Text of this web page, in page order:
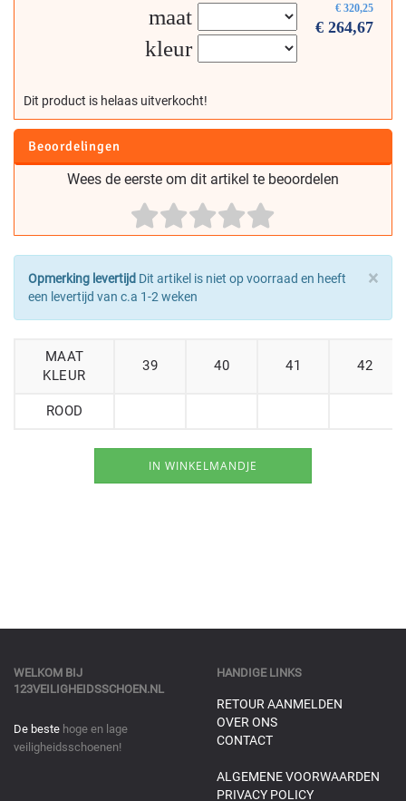
€ 320,25
€ 264,67
maat
kleur
Dit product is helaas uitverkocht!
Beoordelingen
Wees de eerste om dit artikel te beoordelen
×
Opmerking levertijd Dit artikel is niet op voorraad en heeft
een levertijd van c.a 1-2 weken
MAAT
KLEUR
39 40 41 42
ROOD
WELKOM BIJ
123VEILIGHEIDSSCHOEN.NL
De beste hoge en lage
veiligheidsschoenen!
HANDIGE LINKS
RETOUR AANMELDEN
OVER ONS
CONTACT
ALGEMENE VOORWAARDEN
PRIVACY POLICY